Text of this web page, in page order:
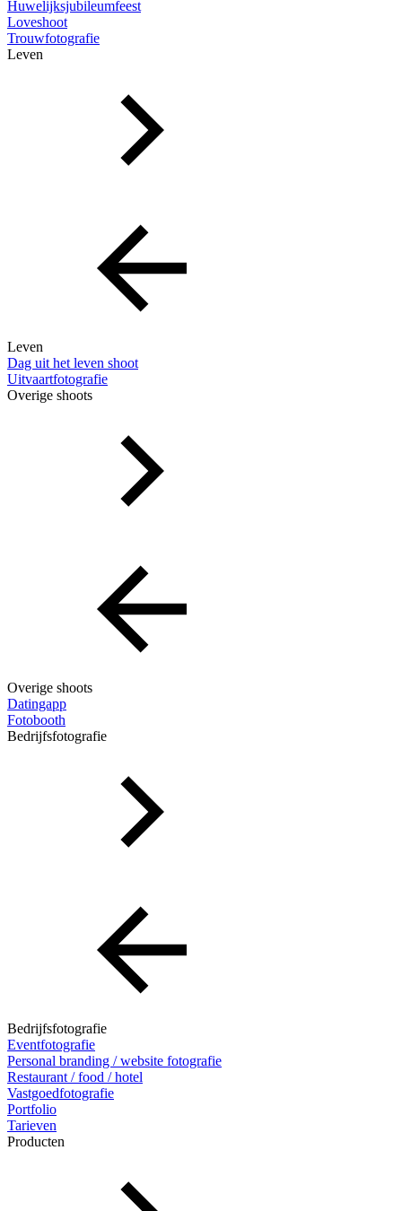
Huwelijksjubileumfeest
Loveshoot
Trouwfotografie
Leven
Leven
Dag uit het leven shoot
Uitvaartfotografie
Overige shoots
Overige shoots
Datingapp
Fotobooth
Bedrijfsfotografie
Bedrijfsfotografie
Eventfotografie
Personal branding / website fotografie
Restaurant / food / hotel
Vastgoedfotografie
Portfolio
Tarieven
Producten